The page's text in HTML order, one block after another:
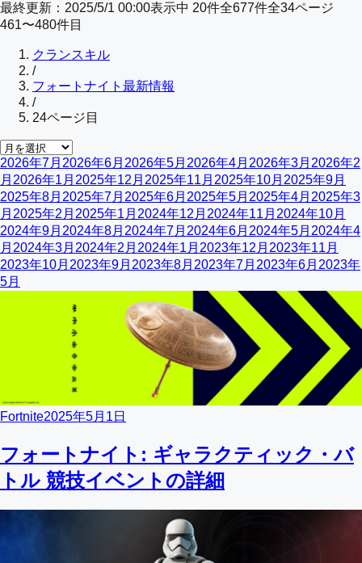
最終更新： 2025/5/1 00:00表示中 20件全677件全34ページ
461〜480件目
クランスキル
/
フォートナイト最新情報
/
24ページ目
2026年7月 2026年6月 2026年5月 2026年4月 2026年3月 2026年2
月 2026年1月 2025年12月 2025年11月 2025年10月 2025年9月
2025年8月 2025年7月 2025年6月 2025年5月 2025年4月 2025年3
月 2025年2月 2025年1月 2024年12月 2024年11月 2024年10月
2024年9月 2024年8月 2024年7月 2024年6月 2024年5月 2024年4
月 2024年3月 2024年2月 2024年1月 2023年12月 2023年11月
2023年10月 2023年9月 2023年8月 2023年7月 2023年6月 2023年
5月
Fortnite2025年5月1日
フォートナイト: ギャラクティック・バ
トル 競技イベントの詳細